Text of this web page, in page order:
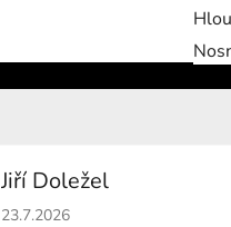
Jiří Doležel
Hodnocení obchodu je 5 z 5
23.7.2026